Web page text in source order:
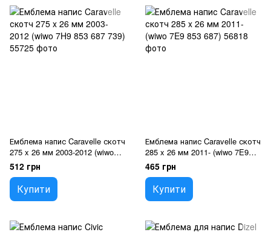
Емблема напис Caravelle скотч
275 x 26 мм 2003-2012 (wiwo
7H9 853 687 739)
512 грн
Купити
Емблема напис Caravelle скотч
285 x 26 мм 2011- (wiwo 7E9
853 687)
465 грн
Купити